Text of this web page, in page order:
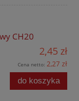
CH20
2,45 zł
Cena netto: 2,27 zł
do koszyka